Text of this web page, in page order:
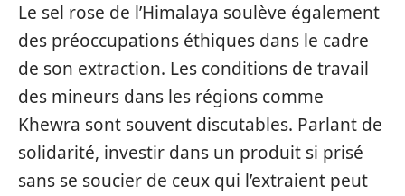
Le sel rose de l’Himalaya soulève également
des préoccupations éthiques dans le cadre
de son extraction. Les conditions de travail
des mineurs dans les régions comme
Khewra sont souvent discutables. Parlant de
solidarité, investir dans un produit si prisé
sans se soucier de ceux qui l’extraient peut